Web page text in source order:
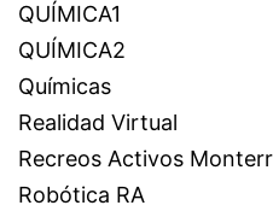
QUÍMICA1
QUÍMICA2
Químicas
Realidad Virtual
Recreos Activos
Robótica RA